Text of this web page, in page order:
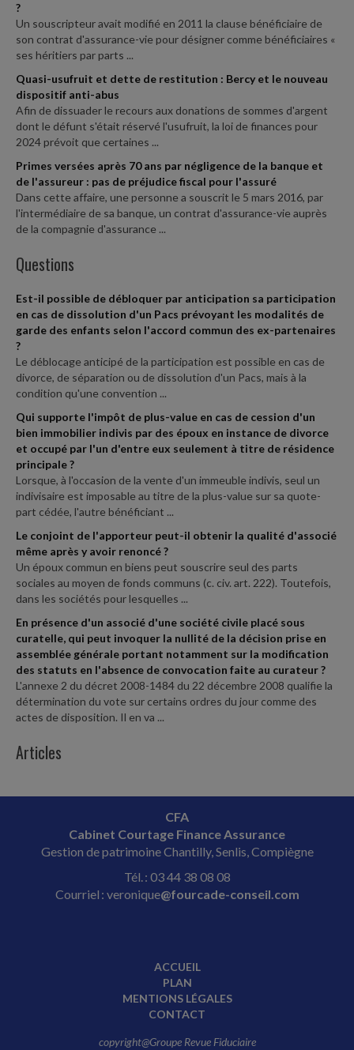
?
Un souscripteur avait modifié en 2011 la clause bénéficiaire de
son contrat d'assurance-vie pour désigner comme bénéficiaires «
ses héritiers par parts ...
Quasi-usufruit et dette de restitution : Bercy et le nouveau
dispositif anti-abus
Afin de dissuader le recours aux donations de sommes d'argent
dont le défunt s'était réservé l'usufruit, la loi de finances pour
2024 prévoit que certaines ...
Primes versées après 70 ans par négligence de la banque et
de l'assureur : pas de préjudice fiscal pour l'assuré
Dans cette affaire, une personne a souscrit le 5 mars 2016, par
l'intermédiaire de sa banque, un contrat d'assurance-vie auprès
de la compagnie d'assurance ...
Questions
Est-il possible de débloquer par anticipation sa participation
en cas de dissolution d'un Pacs prévoyant les modalités de
garde des enfants selon l'accord commun des ex-partenaires
?
Le déblocage anticipé de la participation est possible en cas de
divorce, de séparation ou de dissolution d'un Pacs, mais à la
condition qu'une convention ...
Qui supporte l'impôt de plus-value en cas de cession d'un
bien immobilier indivis par des époux en instance de divorce
et occupé par l'un d'entre eux seulement à titre de résidence
principale ?
Lorsque, à l'occasion de la vente d'un immeuble indivis, seul un
indivisaire est imposable au titre de la plus-value sur sa quote-
part cédée, l'autre bénéficiant ...
Le conjoint de l'apporteur peut-il obtenir la qualité d'associé
même après y avoir renoncé ?
Un époux commun en biens peut souscrire seul des parts
sociales au moyen de fonds communs (c. civ. art. 222). Toutefois,
dans les sociétés pour lesquelles ...
En présence d'un associé d'une société civile placé sous
curatelle, qui peut invoquer la nullité de la décision prise en
assemblée générale portant notamment sur la modification
des statuts en l'absence de convocation faite au curateur ?
L'annexe 2 du décret 2008-1484 du 22 décembre 2008 qualifie la
détermination du vote sur certains ordres du jour comme des
actes de disposition. Il en va ...
Articles
CFA
Cabinet Courtage Finance Assurance
Gestion de patrimoine Chantilly, Senlis, Compiègne
Tél. : 03 44 38 08 08
Courriel : veronique@fourcade-conseil.com
ACCUEIL
PLAN
MENTIONS LÉGALES
CONTACT
copyright@Groupe Revue Fiduciaire